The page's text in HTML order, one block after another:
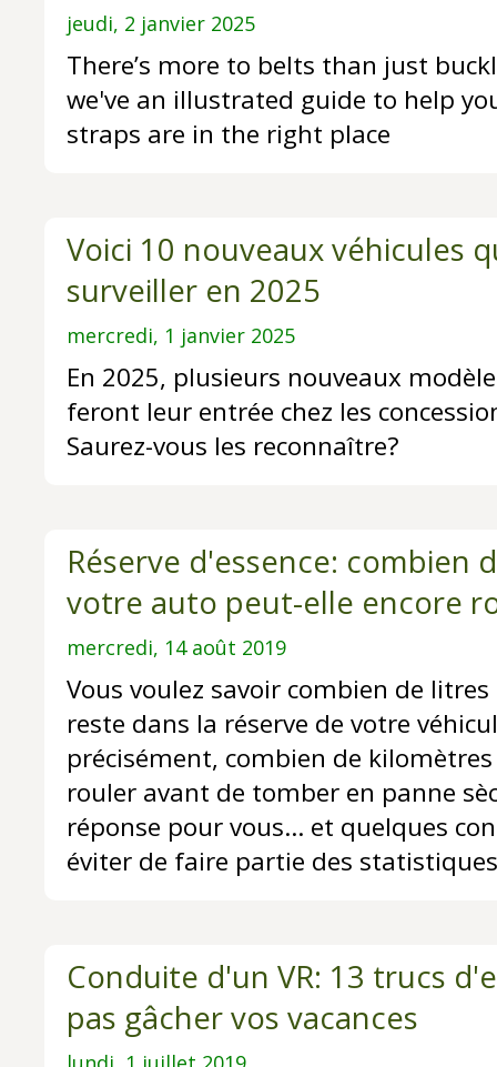
jeudi, 2 janvier 2025
There’s more to belts than just
we've an illustrated guide to help
straps are in the right place
Voici 10 nouveaux véhicules
surveiller en 2025
mercredi, 1 janvier 2025
En 2025, plusieurs nouveaux
feront leur entrée chez les
Saurez-vous les reconnaître?
Réserve d'essence: combien
votre auto peut-elle encore
mercredi, 14 août 2019
Vous voulez savoir combien de litres
reste dans la réserve de votre
précisément, combien de
rouler avant de tomber en panne
réponse pour vous... et quelques
éviter de faire partie des
Conduite d'un VR: 13 trucs
pas gâcher vos vacances